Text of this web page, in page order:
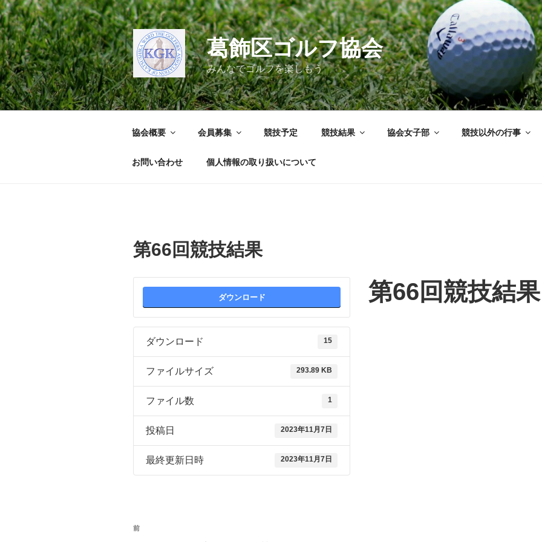
コ
ン
テ
ン
ツ
へ
ス
キ
葛飾区ゴルフ協会
みんなでゴルフを楽しもう
協会概要 会員募集 競技予定 競技結果 協会女子部 競技以外の行事
お問い合わせ 個人情報の取り扱いについて
第66回競技結果
ダウンロード
ダウンロード 15
ファイルサイズ 293.89 KB
ファイル数 1
投稿日 2023年11月7日
最終更新日時 2023年11月7日
第66回競技結果
投
前
前